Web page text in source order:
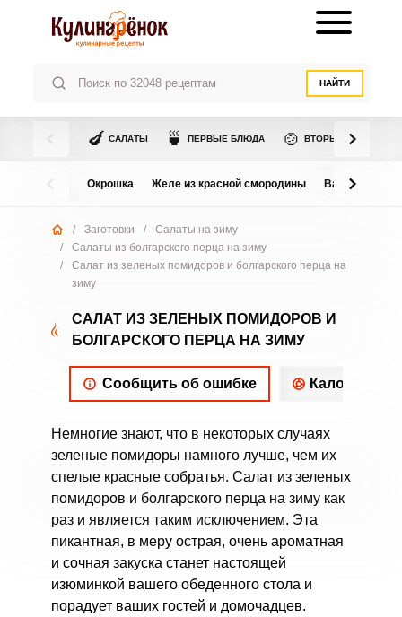
НАЙТИ
🍆 САЛАТЫ 🍵 ПЕРВЫЕ БЛЮДА 🍲 ВТОРЫЕ БЛЮДА
Окрошка Желе из красной смородины Варенье из
/ Заготовки /
Салаты на зиму
/
Салаты из болгарского перца на зиму
/
Салат из зеленых помидоров и болгарского перца на
зиму
САЛАТ ИЗ ЗЕЛЕНЫХ ПОМИДОРОВ И
БОЛГАРСКОГО ПЕРЦА НА ЗИМУ
Сообщить об ошибке
Немногие знают, что в некоторых случаях
зеленые помидоры намного лучше, чем их
спелые красные собратья. Салат из зеленых
помидоров и болгарского перца на зиму как
раз и является таким исключением. Эта
пикантная, в меру острая, очень ароматная
и сочная закуска станет настоящей
изюминкой вашего обеденного стола и
порадует ваших гостей и домочадцев.